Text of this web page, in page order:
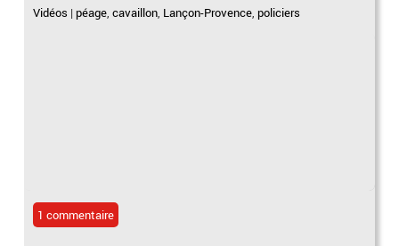
Vidéos | péage,cavaillon, Lançon-Provence, policiers
1 commentaire